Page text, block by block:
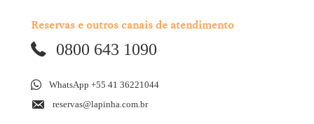
Reservas e outros canais de atendimento
0800 643 1090
WhatsApp +55 41 36221044
reservas@lapinha.com.br